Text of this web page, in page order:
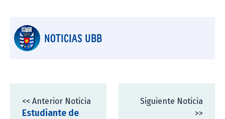
NOTICIAS UBB
<< Anterior Noticia
Estudiante de
Siguiente Noticia
>>